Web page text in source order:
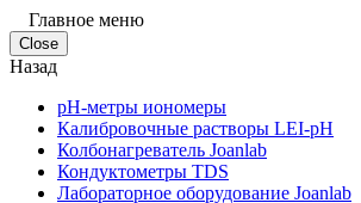
Главное меню
Close
Назад
pH-метры иономеры
Калибровочные растворы LEI-pH
Колбонагреватель Joanlab
Кондуктометры TDS
Лабораторное оборудование Joanlab